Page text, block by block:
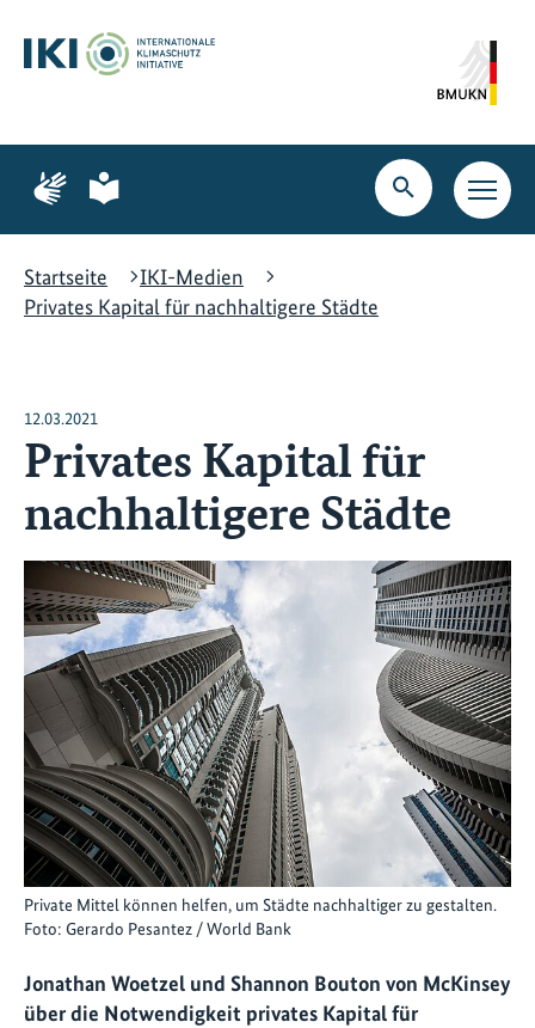
Hauptinhalt
springen
Suche
springen
Hauptnavigation
springen
Zur
Seite
Gebärdensprache
Zur
Seite
leichte
Suche
öffnen
Startseite
IKI-Medien
Privates Kapital für nachhaltigere Städte
12.03.2021
Privates Kapital für
nachhaltigere Städte
Private Mittel können helfen, um Städte nachhaltiger zu gestalten.
Foto: Gerardo Pesantez / World Bank
Jonathan Woetzel und Shannon Bouton von McKinsey
über die Notwendigkeit privates Kapital für